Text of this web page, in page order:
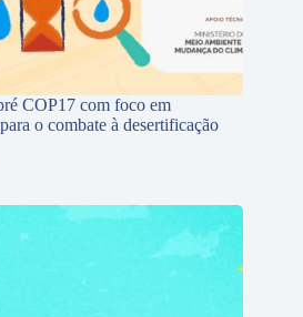
COP17 com foco em
o combate à desertificação